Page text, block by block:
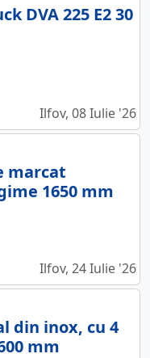
DVA 225 E2 30
Ilfov, 08 Iulie '26
marcat
1650 mm
Ilfov, 24 Iulie '26
din inox, cu 4
mm